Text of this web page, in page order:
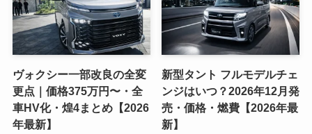
ヴォクシー一部改良の全変
更点｜価格375万円〜・全
車HV化・煌4まとめ【2026
年最新】
新型タント フルモデルチェ
ンジはいつ？2026年12月発
売・価格・燃費【2026年最
新】